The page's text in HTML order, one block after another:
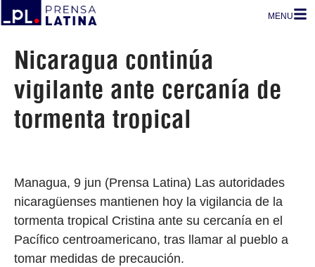
MENU
Nicaragua continúa
vigilante ante cercanía de
tormenta tropical
Managua, 9 jun (Prensa Latina) Las autoridades
nicaragüenses mantienen hoy la vigilancia de la
tormenta tropical Cristina ante su cercanía en el
Pacífico centroamericano, tras llamar al pueblo a
tomar medidas de precaución.